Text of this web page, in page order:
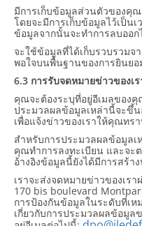
มีการเก็บข้อมูลส่วนตัวของคุณ
โดยจะมีการเก็บข้อมูลไว้เป็น
ข้อมูลจากนั้นจะทำการลบออก
จะใช้ข้อมูลที่ได้เก็บรวบรวม
พอใจบนพื้นฐานของการยินย
6.3 การรับจดหมายข่าวของเร
คุณจะต้องระบุที่อยู่อีเมลของคุ
ประมวลผลข้อมูลเหล่านี้จะขึ้
เพื่อแจ้งข่าวของเราให้คุณทร
สำหรับการประมวลผลข้อมูล
คุณทำการลงทะเบียน และจะ
อ้างอิงข้อมูลนี้ยังได้มีการสร้า
เราจะส่งจดหมายข่าวของเรา
170 bis boulevard
การป้องกันข้อมูลในระดับที่เ
เกี่ยวกับการประมวลผลข้อมูล